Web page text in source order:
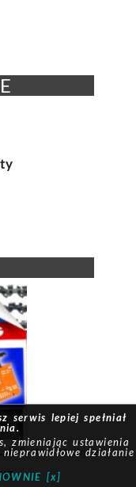
| System pracuje w
serwis lepiej spełniał
zmieniając ustawienia
działanie
[x]